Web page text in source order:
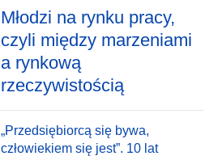
Młodzi na rynku pracy,
czyli między marzeniami
a rynkową
rzeczywistością
„Przedsiębiorcą się bywa,
człowiekiem się jest”. 10 lat